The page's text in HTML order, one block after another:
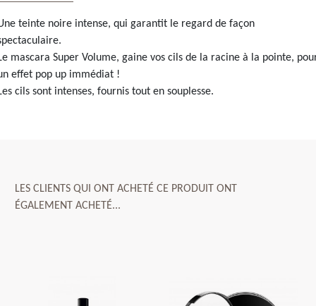
teinte noire intense, qui garantit le regard de façon
mascara Super Volume, gaine vos cils de la racine à la pointe,
effet pop up immédiat !
cils sont intenses, fournis tout en souplesse.
LES CLIENTS QUI ONT ACHETÉ CE PRODUIT ONT
ÉGALEMENT ACHETÉ...